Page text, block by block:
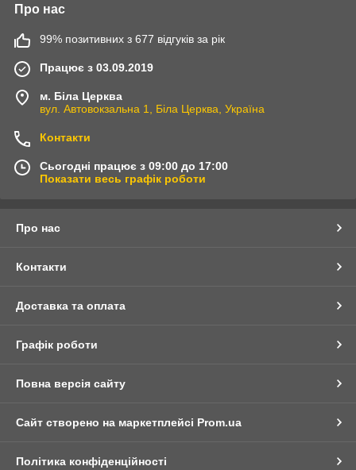
Про нас
99% позитивних з 677 відгуків за рік
Працює з 03.09.2019
м. Біла Церква
вул. Автовокзальна 1, Біла Церква, Україна
Контакти
Сьогодні працює з 09:00 до 17:00
Показати весь графік роботи
Про нас
Контакти
Доставка та оплата
Графік роботи
Повна версія сайту
Сайт створено на маркетплейсі Prom.ua
Політика конфіденційності